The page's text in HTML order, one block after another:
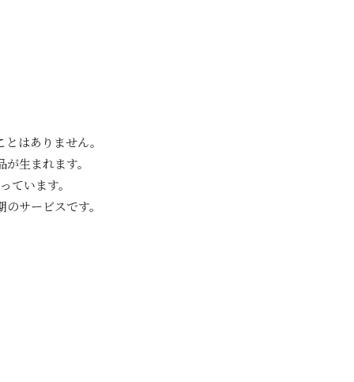
はありません。
生まれます。
ています。
サービスです。